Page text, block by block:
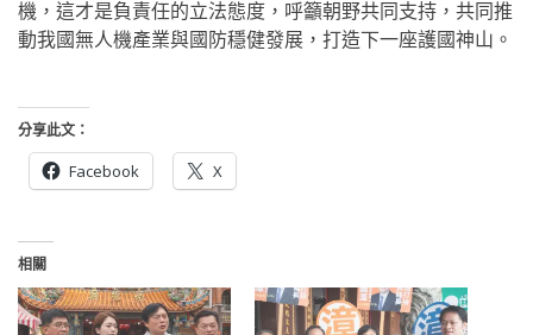
機，這才是負責任的立法態度，呼籲朝野共同支持，共同推
動我國無人機產業與國防穩健發展，打造下一座護國神山。
分享此文：
Facebook X
相關